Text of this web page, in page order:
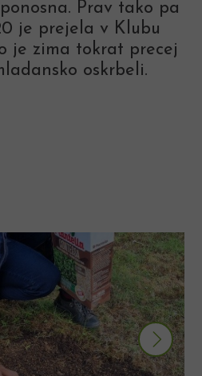
Prav tako pa
je prejela v Klubu
je zima tokrat precej
oskrbeli.